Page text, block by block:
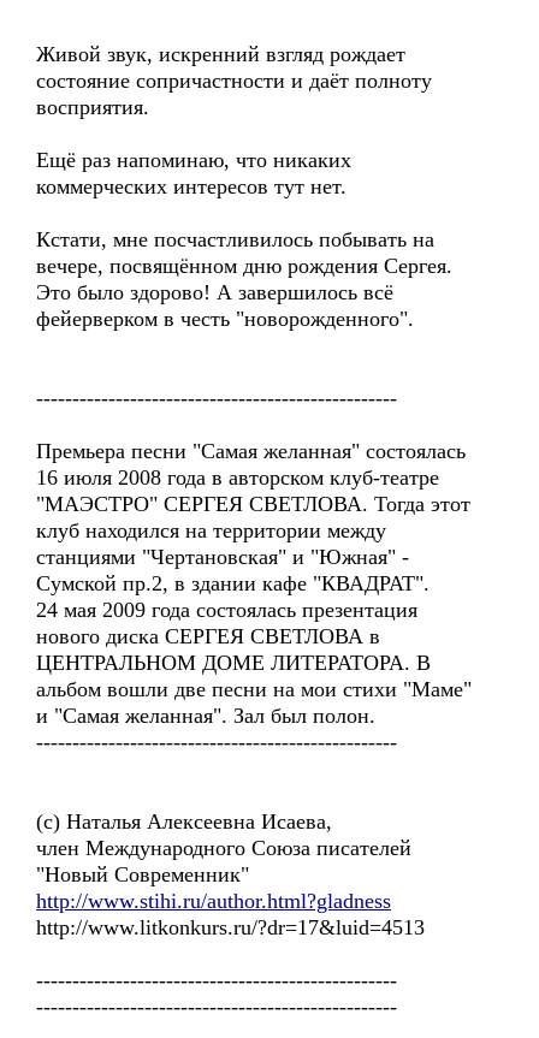
Живой звук, искренний взгляд рождает
состояние сопричастности и даёт полноту
восприятия.
Ещё раз напоминаю, что никаких
коммерческих интересов тут нет.
Кстати, мне посчастливилось побывать на
вечере, посвящённом дню рождения Сергея.
Это было здорово! А завершилось всё
фейерверком в честь "новорожденного".
--------------------------------------------------
Премьера песни "Самая желанная" состоялась
16 июля 2008 года в авторском клуб-театре
"МАЭСТРО" СЕРГЕЯ СВЕТЛОВА. Тогда этот
клуб находился на территории между
станциями "Чертановская" и "Южная" -
Сумской пр.2, в здании кафе "КВАДРАТ".
24 мая 2009 года состоялась презентация
нового диска СЕРГЕЯ СВЕТЛОВА в
ЦЕНТРАЛЬНОМ ДОМЕ ЛИТЕРАТОРА. В
альбом вошли две песни на мои стихи "Маме"
и "Самая желанная". Зал был полон.
--------------------------------------------------
(с) Наталья Алексеевна Исаева,
член Международного Союза писателей
"Новый Современник"
http://www.stihi.ru/author.html?gladness
http://www.litkonkurs.ru/?dr=17&luid=4513
--------------------------------------------------
--------------------------------------------------